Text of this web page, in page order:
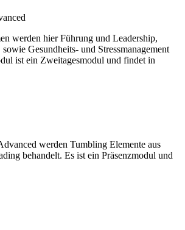
werden hier Führung und Leadership,
Gesundheits- und Stressmanagement
ist ein Zweitagesmodul und findet in
werden Tumbling Elemente aus
behandelt. Es ist ein Präsenzmodul und